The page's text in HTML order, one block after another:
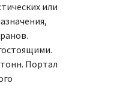
или
Портал